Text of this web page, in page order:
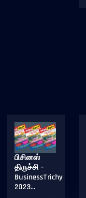
பிசினஸ்
திருச்சி –
BusinessTrichy
2023…